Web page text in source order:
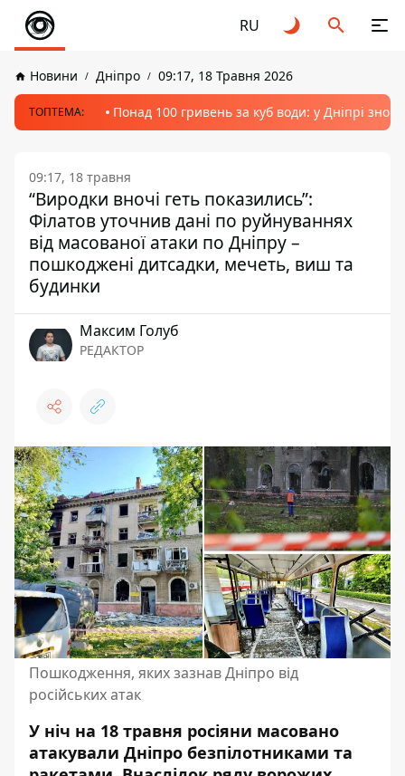
RU
Новини Дніпро 09:17, 18 Травня 2026
ТОПТЕМА: Понад 100 гривень за куб води: у Дніпрі
09:17, 18 травня
“Виродки вночі геть показились”:
Філатов уточнив дані по руйнуваннях
від масованої атаки по Дніпру –
пошкоджені дитсадки, мечеть, виш та
будинки
Максим Голуб
РЕДАКТОР
Пошкодження, яких зазнав Дніпро від
російських атак
У ніч на 18 травня росіяни масовано
атакували Дніпро безпілотниками та